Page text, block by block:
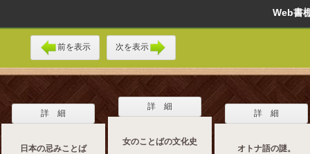
Web
前を表示 次を表示
詳 細
日本の忌みことば
詳 細
女のことばの文化史
詳 細
オトナ語の謎。